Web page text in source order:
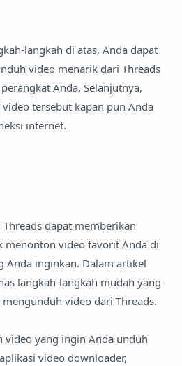
langkah di atas, Anda dapat
video menarik dari Threads
Anda. Selanjutnya,
tersebut kapan pun Anda
internet.
dapat memberikan
menonton video favorit Anda di
Anda inginkan. Dalam artikel
langkah-langkah mudah yang
video dari Threads.
video yang ingin Anda unduh
video downloader,